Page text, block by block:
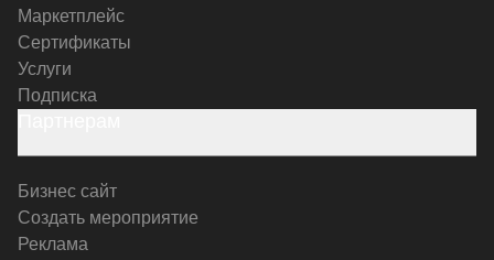
Маркетплейс
Сертификаты
Услуги
Подписка
Бизнес сайт
Создать мероприятие
Реклама